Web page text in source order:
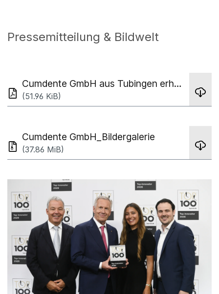
Pressemitteilung & Bildwelt
Cumdente GmbH aus Tubingen erhalt TOP 100 Innovation Award - Pressemitteilung
(51.96 KiB)
Cumdente GmbH_Bildergalerie
(37.86 MiB)